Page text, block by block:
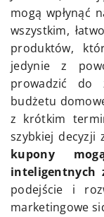
mogą wpłynąć
wszystkim,
produktów,
jedynie z
prowadzić do
budżetu
z krótkim
szybkiej decyzji
kupony
inteligentnych
podejście i
marketingowe